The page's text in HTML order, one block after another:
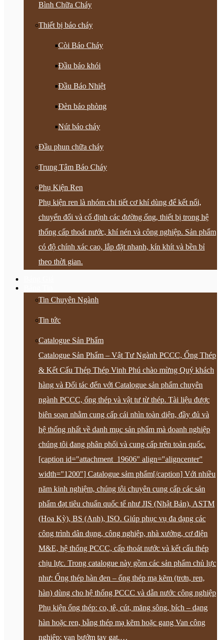
Bình Chữa Cháy
Thiết bị báo cháy
Còi Báo Cháy
Đầu báo khói
Đầu Báo Nhiệt
Đèn báo phòng
Nút báo cháy
Đầu phun chữa cháy
Trung Tâm Báo Cháy
Phụ Kiện Ren
Phụ kiện ren là nhóm chi tiết cơ khí dùng để kết nối,
chuyển đổi và cố định các đường ống, thiết bị trong hệ
thống cấp thoát nước, khí nén và công nghiệp. Sản phẩm
có độ chính xác cao, lắp đặt nhanh, kín khít và bền bỉ
theo thời gian.
Tin Chuyên Ngành
Tin tức
Catalogue Sản Phẩm
Catalogue Sản Phẩm – Vật Tư Ngành PCCC, Ống Thép
& Kết Cấu Thép Thép Vinh Phú chào mừng Quý khách
hàng và Đối tác đến với Catalogue sản phẩm chuyên
ngành PCCC, ống thép và vật tư từ thép. Tài liệu được
biên soạn nhằm cung cấp cái nhìn toàn diện, đầy đủ và
hệ thống nhất về danh mục sản phẩm mà doanh nghiệp
chúng tôi đang phân phối và cung cấp trên toàn quốc.
[caption id="attachment_19606" align="aligncenter"
width="1200"] Catalogue sảm phẩm[/caption] Với nhiều
năm kinh nghiệm, chúng tôi chuyên cung cấp các sản
phẩm đạt tiêu chuẩn quốc tế như JIS (Nhật Bản), ASTM
(Hoa Kỳ), BS (Anh), ISO. Giúp phục vụ đa dạng các
công trình dân dụng, công nghiệp, nhà xưởng, cơ điện
M&E, hệ thống PCCC, cấp thoát nước và kết cấu thép
chịu lực. Trong catalogue này gồm các sản phẩm chủ lực
như: Ống thép hàn đen – ống thép mạ kẽm (trơn, ren,
hàn) dùng cho hệ thống PCCC và dẫn nước công nghiệp
Phụ kiện ống thép: co, tê, cút, măng sông, bích – dạng
hàn hoặc ren, bằng thép mạ kẽm hoặc gang Van công
nghiệp: van bướm tay gạt,…